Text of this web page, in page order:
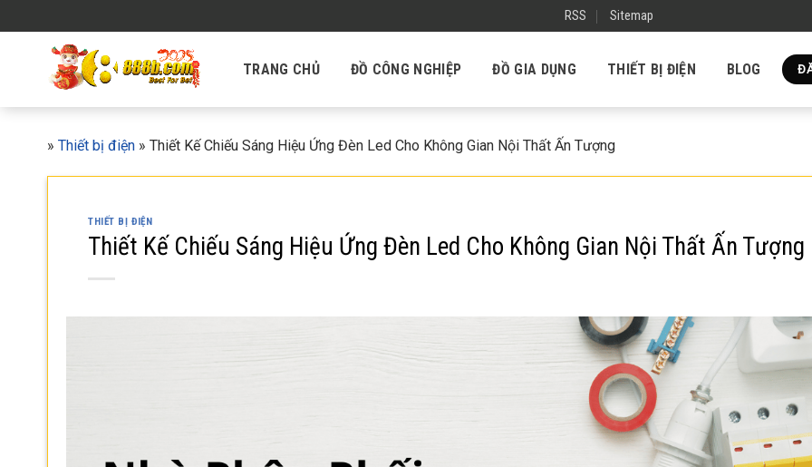
to
RSS Sitemap
TRANG CHỦ ĐỒ CÔNG NGHIỆP ĐỒ GIA DỤNG THIẾT BỊ ĐIỆN BLOG
» Thiết bị điện » Thiết Kế Chiếu Sáng Hiệu Ứng Đèn Led Cho Không Gian Nội Thất Ấn Tượng
THIẾT BỊ ĐIỆN
Thiết Kế Chiếu Sáng Hiệu Ứng Đèn Led Cho Không Gian Nội Thất Ấn Tượng